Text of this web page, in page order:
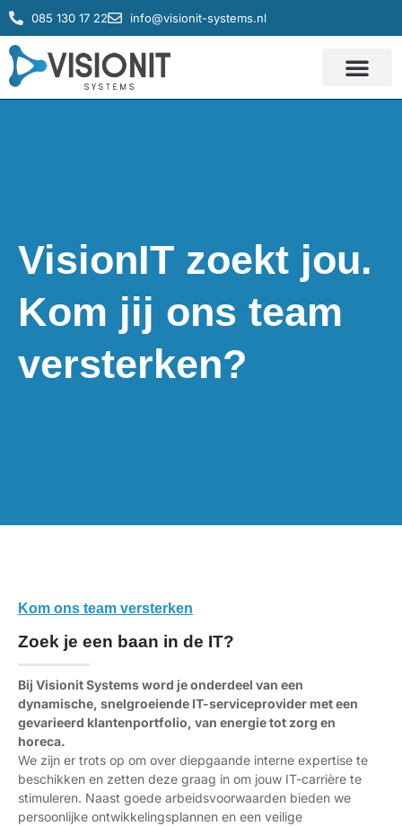
085 130 17 22 info@visionit-systems.nl
VisionIT zoekt jou.
Kom jij ons team
versterken?
Kom ons team versterken
Zoek je een baan in de IT?
Bij Visionit Systems word je onderdeel van een
dynamische, snelgroeiende IT-serviceprovider met een
gevarieerd klantenportfolio, van energie tot zorg en
horeca.
We zijn er trots op om over diepgaande interne expertise te
beschikken en zetten deze graag in om jouw IT-carrière te
stimuleren. Naast goede arbeidsvoorwaarden bieden we
persoonlijke ontwikkelingsplannen en een veilige